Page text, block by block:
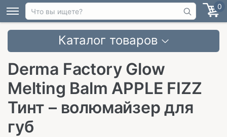
0
Каталог товаров
Derma Factory Glow
Melting Balm APPLE FIZZ
Тинт – волюмайзер для
губ